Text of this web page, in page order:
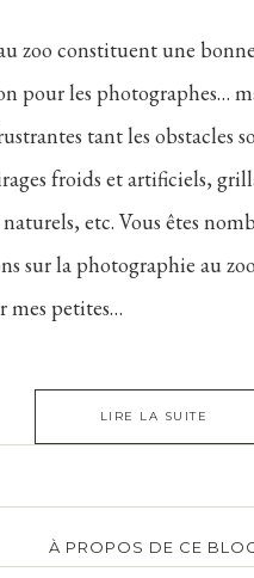
zoo constituent une
pour les photographes…
tant les obstacles
froids et artificiels,
etc. Vous êtes
sur la photographie au
mes petites…
LIRE LA SUITE
À PROPOS DE CE